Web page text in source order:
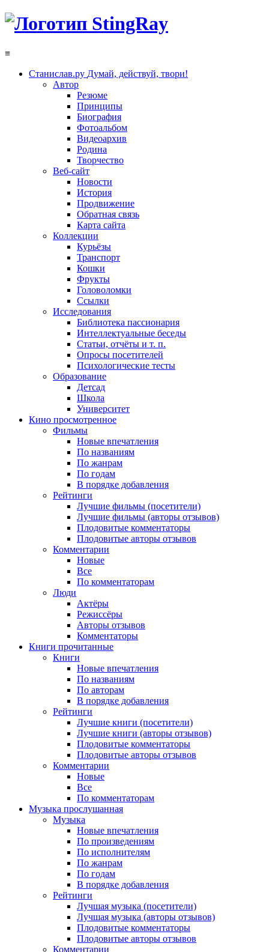
≡
Станислав.ру Думай, действуй, твори!
Автор
Резюме
Принципы
Биография
Фотоальбом
Видеоархив
Родина
Творчество
Веб-сайт
Новости
История
Продвижение
Обратная связь
Карта сайта
Коллекции
Курьёзы
Транспорт
Кошки
Фрукты
Головоломки
Ссылки
Исследования
Библиотека пассионария
Интеллектуальные беседы
Статьи, отчёты и т. п.
Опросы посетителей
Психологические тесты
Образование
Детсад
Школа
Университет
Кино просмотренное
Фильмы
Новые впечатления
По названиям
По жанрам
По годам
В порядке добавления
Рейтинги
Лучшие фильмы (посетители)
Лучшие фильмы (авторы отзывов)
Плодовитые комментаторы
Плодовитые авторы отзывов
Комментарии
Новые
Все
По комментаторам
Люди
Актёры
Режиссёры
Авторы отзывов
Комментаторы
Книги прочитанные
Книги
Новые впечатления
По названиям
По авторам
В порядке добавления
Рейтинги
Лучшие книги (посетители)
Лучшие книги (авторы отзывов)
Плодовитые комментаторы
Плодовитые авторы отзывов
Комментарии
Новые
Все
По комментаторам
Музыка прослушанная
Музыка
Новые впечатления
По произведениям
По исполнителям
По жанрам
По годам
В порядке добавления
Рейтинги
Лучшая музыка (посетители)
Лучшая музыка (авторы отзывов)
Плодовитые комментаторы
Плодовитые авторы отзывов
Комментарии